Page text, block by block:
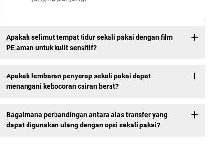
Apakah selimut tempat tidur sekali pakai dengan film
PE aman untuk kulit sensitif?
Apakah lembaran penyerap sekali pakai dapat
menangani kebocoran cairan berat?
Bagaimana perbandingan antara alas transfer yang
dapat digunakan ulang dengan opsi sekali pakai?